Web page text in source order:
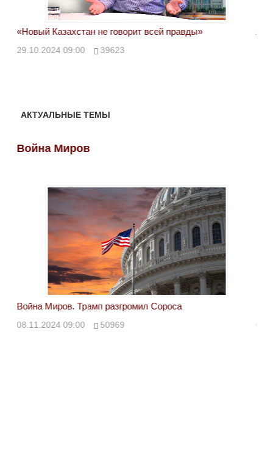
«Новый Казахстан не говорит всей правды»
29.10.2024 09:00 39623
АКТУАЛЬНЫЕ ТЕМЫ
Война Миров
Война Миров. Трамп разгромил Сороса
08.11.2024 09:00 50969